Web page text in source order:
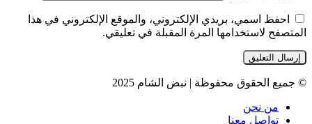
احفظ اسمي، بريدي الإلكتروني، والموقع الإلكتروني في هذا
المتصفح لاستخدامها المرة المقبلة في تعليقي.
© جميع الحقوق محفوظة | نبض الشام 2025
من نحن
تواصل معنا